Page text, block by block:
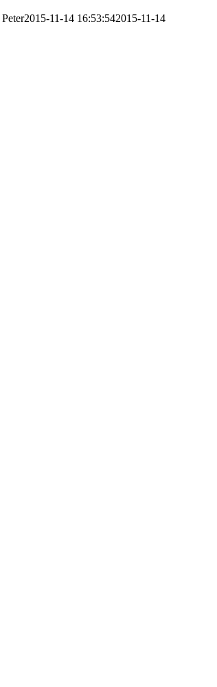
Peter2015-11-14 16:53:542015-11-14